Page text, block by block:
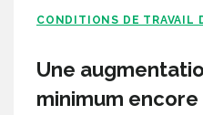
CONDITIONS DE TRAVAIL
Une
minimum encore